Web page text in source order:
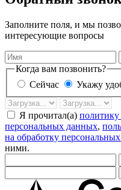
Заполните поля, и мы
интересующие вопросы
Имя
Когда вам позвонить?
Сейчас
Укажу
Дата
звонка
Время
Я прочитал(а)
персональных данных,
на обработку
ними.